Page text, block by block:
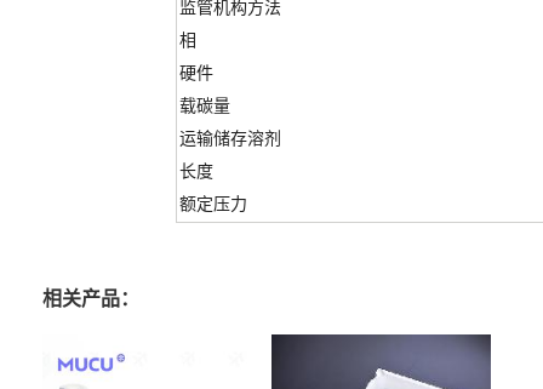
监管机构方法
相
硬件
载碳量
运输储存溶剂
长度
额定压力
相关产品：